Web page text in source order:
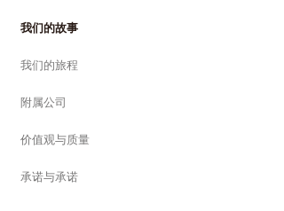
我们的故事
我们的旅程
附属公司
价值观与质量
承诺与承诺